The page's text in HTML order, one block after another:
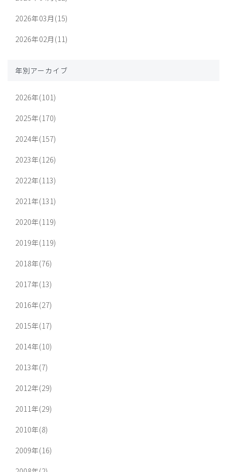
2026年03月(15)
2026年02月(11)
年別アーカイブ
2026年(101)
2025年(170)
2024年(157)
2023年(126)
2022年(113)
2021年(131)
2020年(119)
2019年(119)
2018年(76)
2017年(13)
2016年(27)
2015年(17)
2014年(10)
2013年(7)
2012年(29)
2011年(29)
2010年(8)
2009年(16)